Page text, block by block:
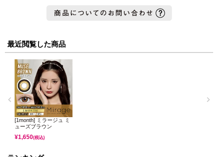
最近閲覧した商品
[1month] ミラージュ ミ
ューズブラウン
¥1,650(税込)